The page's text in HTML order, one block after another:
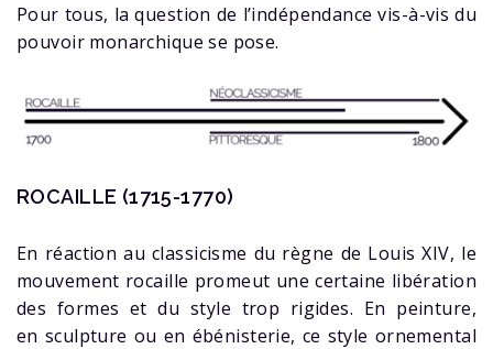
Pour tous, la question de l’indépendance vis-à-vis du
pouvoir monarchique se pose.
ROCAILLE (1715-1770)
En réaction au classicisme du règne de Louis XIV, le
mouvement rocaille promeut une certaine libération
des formes et du style trop rigides. En peinture,
en sculpture ou en ébénisterie, ce style ornemental